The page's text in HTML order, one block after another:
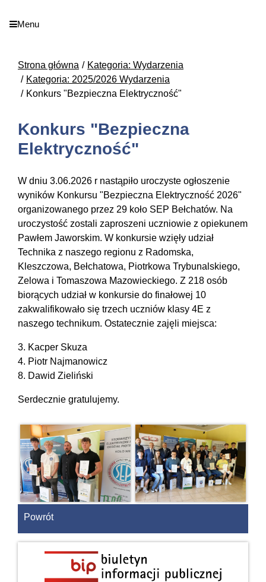
Menu
Strona główna
Kategoria: Wydarzenia
Kategoria: 2025/2026 Wydarzenia
Konkurs "Bezpieczna Elektryczność"
Konkurs "Bezpieczna
Elektryczność"
W dniu 3.06.2026 r nastąpiło uroczyste ogłoszenie
wyników Konkursu "Bezpieczna Elektryczność 2026"
organizowanego przez 29 koło SEP Bełchatów. Na
uroczystość zostali zaproszeni uczniowie z opiekunem
Pawłem Jaworskim. W konkursie wzięły udział
Technika z naszego regionu z Radomska,
Kleszczowa, Bełchatowa, Piotrkowa Trybunalskiego,
Zelowa i Tomaszowa Mazowieckiego. Z 218 osób
biorących udział w konkursie do finałowej 10
zakwalifikowało się trzech uczniów klasy 4E z
naszego technikum. Ostatecznie zajęli miejsca:
3. Kacper Skuza
4. Piotr Najmanowicz
8. Dawid Zieliński
Serdecznie gratulujemy.
Powrót